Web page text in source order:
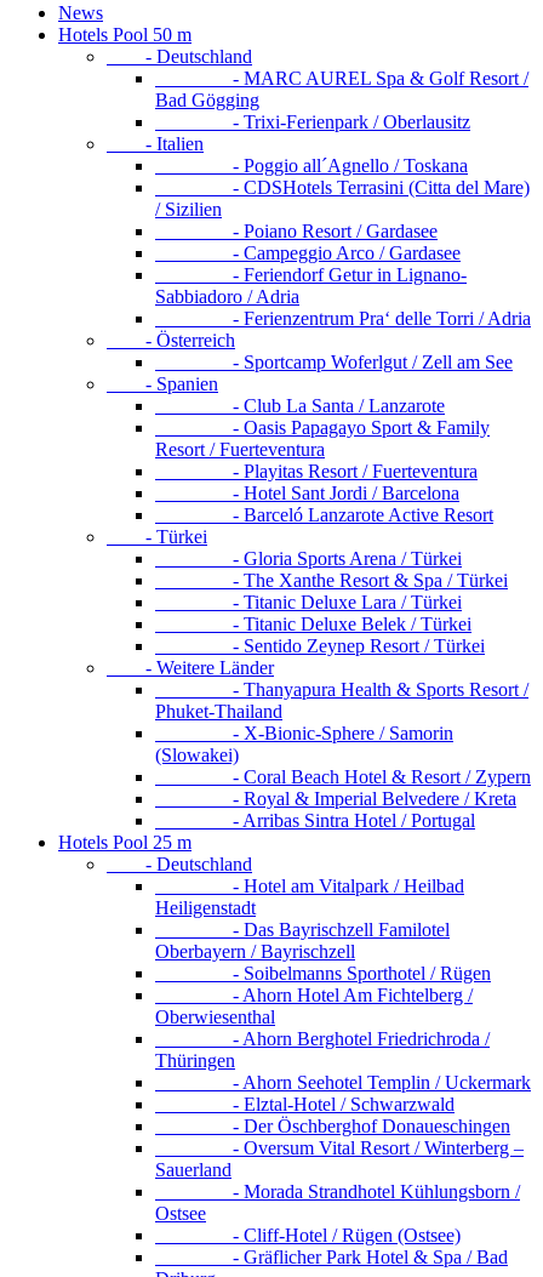
News
Hotels Pool 50 m
- Deutschland
- MARC AUREL Spa & Golf Resort /
Bad Gögging
- Trixi-Ferienpark / Oberlausitz
- Italien
- Poggio all´Agnello / Toskana
- CDSHotels Terrasini (Citta del Mare)
/ Sizilien
- Poiano Resort / Gardasee
- Campeggio Arco / Gardasee
- Feriendorf Getur in Lignano-
Sabbiadoro / Adria
- Ferienzentrum Pra‘ delle Torri / Adria
- Österreich
- Sportcamp Woferlgut / Zell am See
- Spanien
- Club La Santa / Lanzarote
- Oasis Papagayo Sport & Family
Resort / Fuerteventura
- Playitas Resort / Fuerteventura
- Hotel Sant Jordi / Barcelona
- Barceló Lanzarote Active Resort
- Türkei
- Gloria Sports Arena / Türkei
- The Xanthe Resort & Spa / Türkei
- Titanic Deluxe Lara / Türkei
- Titanic Deluxe Belek / Türkei
- Sentido Zeynep Resort / Türkei
- Weitere Länder
- Thanyapura Health & Sports Resort /
Phuket-Thailand
- X-Bionic-Sphere / Samorin
(Slowakei)
- Coral Beach Hotel & Resort / Zypern
- Royal & Imperial Belvedere / Kreta
- Arribas Sintra Hotel / Portugal
Hotels Pool 25 m
- Deutschland
- Hotel am Vitalpark / Heilbad
Heiligenstadt
- Das Bayrischzell Familotel
Oberbayern / Bayrischzell
- Soibelmanns Sporthotel / Rügen
- Ahorn Hotel Am Fichtelberg /
Oberwiesenthal
- Ahorn Berghotel Friedrichroda /
Thüringen
- Ahorn Seehotel Templin / Uckermark
- Elztal-Hotel / Schwarzwald
- Der Öschberghof Donaueschingen
- Oversum Vital Resort / Winterberg –
Sauerland
- Morada Strandhotel Kühlungsborn /
Ostsee
- Cliff-Hotel / Rügen (Ostsee)
- Gräflicher Park Hotel & Spa / Bad